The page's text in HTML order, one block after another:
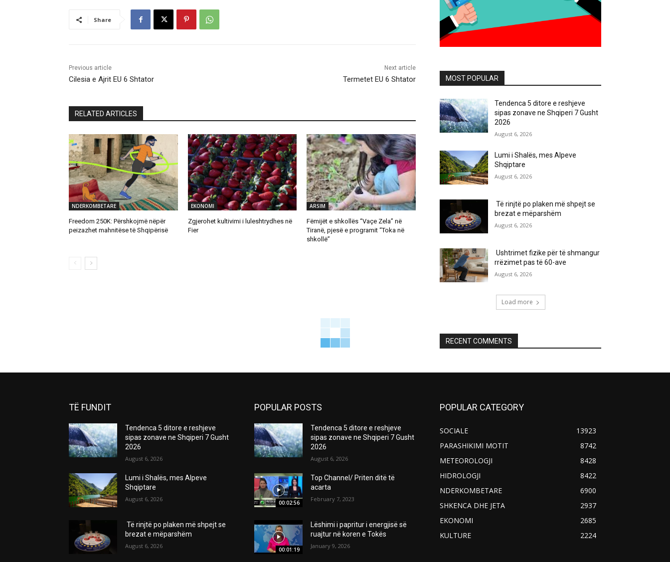
Share
Previous article
Cilesia e Ajrit EU 6 Shtator
Next article
Termetet EU 6 Shtator
RELATED ARTICLES
NDERKOMBETARE
Freedom 250K: Përshkojmë nëpër
peizazhet mahnitëse të Shqipërisë
EKONOMI
Zgjerohet kultivimi i luleshtrydhes në
Fier
ARSIM
Fëmijët e shkollës “Vaçe Zela” në
Tiranë, pjesë e programit “Toka në
shkollë”
MOST POPULAR
Tendenca 5 ditore e reshjeve
sipas zonave ne Shqiperi 7 Gusht
2026
August 6, 2026
Lumi i Shalës, mes Alpeve
Shqiptare
August 6, 2026
Të rinjtë po plaken më shpejt se
brezat e mëparshëm
August 6, 2026
Ushtrimet fizike për të shmangur
rrëzimet pas të 60-ave
August 6, 2026
Load more
RECENT COMMENTS
TË FUNDIT
Tendenca 5 ditore e reshjeve
sipas zonave ne Shqiperi 7 Gusht
2026
August 6, 2026
Lumi i Shalës, mes Alpeve
Shqiptare
August 6, 2026
Të rinjtë po plaken më shpejt se
brezat e mëparshëm
August 6, 2026
POPULAR POSTS
Tendenca 5 ditore e reshjeve
sipas zonave ne Shqiperi 7 Gusht
2026
August 6, 2026
00:02:56
Top Channel/ Priten ditë të
acarta
February 7, 2023
00:01:19
Lëshimi i papritur i energjisë së
ruajtur në koren e Tokës
January 9, 2026
POPULAR CATEGORY
SOCIALE
13923
PARASHIKIMI MOTIT
8742
METEOROLOGJI
8428
HIDROLOGJI
8422
NDERKOMBETARE
6900
SHKENCA DHE JETA
2937
EKONOMI
2685
KULTURE
2224